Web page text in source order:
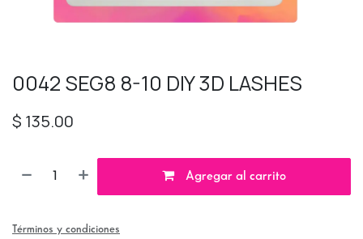
0042 SEG8 8-10 DIY 3D LASHES
$ 135.00
Agregar al carrito
Términos y condiciones